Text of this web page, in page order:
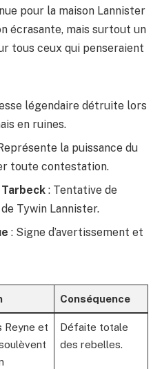
pour la maison Lannister
écrasante, mais surtout un
tous ceux qui penseraient
légendaire détruite lors
en ruines.
la puissance du
toute contestation.
: Tentative de
Tywin Lannister.
: Signe d’avertissement et
Conséquence
Reyne et
Défaite totale
des rebelles.